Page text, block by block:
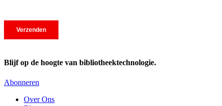
Blijf op de hoogte van bibliotheektechnologie.
Abonneren
Over Ons